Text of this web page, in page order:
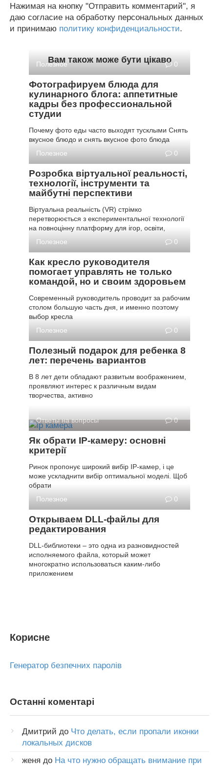
Нажимая на кнопку "Отправить комментарий", я
даю согласие на обработку персональных данных
и принимаю политику конфиденциальности.
Вам також може бути цікаво
Полезное 0
Фотографируем блюда для
кулинарного блога: аппетитные
кадры без профессиональной
студии
Почему фото еды часто выходят тусклыми Снять
вкусное блюдо и снять вкусное фото блюда
Полезное
0
Розробка віртуальної реальності,
технології, інструменти та
майбутні перспективи
Віртуальна реальність (VR) стрімко
перетворюється з експериментальної технології
на повноцінну платформу для ігор, освіти,
Полезное
0
Как кресло руководителя
помогает управлять не только
командой, но и своим здоровьем
Современный руководитель проводит за рабочим
столом большую часть дня, и именно поэтому
выбор кресла
Полезное
0
Полезный подарок для ребенка 8
лет: перечень вариантов
В 8 лет дети обладают развитым воображением,
проявляют интерес к различным видам
творчества, активно
Ответы на вопросы 0
Як обрати IP-камеру: основні
критерії
Ринок пропонує широкий вибір IP-камер, і це
може ускладнити вибір оптимальної моделі. Щоб
обрати
Полезное
0
Открываем DLL-файлы для
редактирования
DLL-библиотеки – это одна из разновидностей
исполняемого файла, который может
многократно использоваться каким-либо
приложением
Корисне
Генератор безпечних паролів
Останні коментарі
Дмитрий до Что делать, если пропали иконки
локальных дисков
женя до На что нужно обращать внимание при